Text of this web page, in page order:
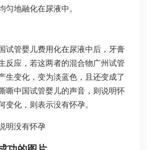
匀地融化在尿液中。
试管婴儿费用化在尿液中后，牙膏
反应，若这两者的混合物广州试管
生变化，变为淡蓝色，且还变成了
嘶中国试管婴儿的声音，则说明怀
变化，则表示没有怀孕。
明没有怀孕